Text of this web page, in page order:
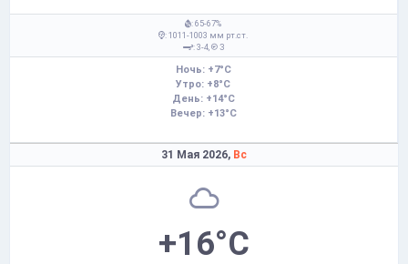
: 65-67%
: 1011-1003 мм рт.ст.
: 3-4,
З
Ночь: +7°C
Утро: +8°C
День: +14°C
Вечер: +13°C
31 Мая 2026, Вс
+16°C